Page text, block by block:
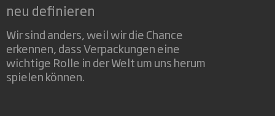
neu definieren
Wir sind anders, weil wir die Chance
erkennen, dass Verpackungen eine
wichtige Rolle in der Welt um uns herum
spielen können.